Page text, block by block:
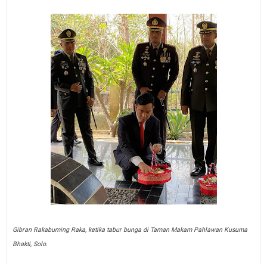
Gibran Rakabuming Raka, ketika tabur bunga di Taman Makam Pahlawan Kusuma
Bhakti, Solo.